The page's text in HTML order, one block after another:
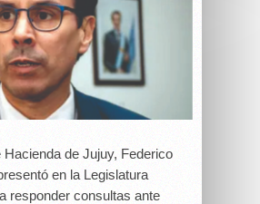
Hacienda de Jujuy, Federico
en la Legislatura
responder consultas ante